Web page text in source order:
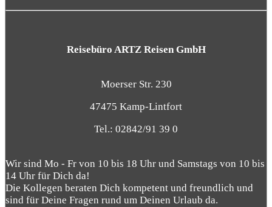
Reisebüro ARTZ Reisen GmbH
Moerser Str. 230
47475 Kamp-Lintfort
Tel.: 02842/91 39 0
Wir sind Mo - Fr von 10 bis 18 Uhr und Samstags von 10 bis
14 Uhr für Dich da!
Die Kollegen beraten Dich kompetent und freundlich und
sind für Deine Fragen rund um Deinen Urlaub da.